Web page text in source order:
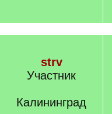
strv
Участник
Калининград